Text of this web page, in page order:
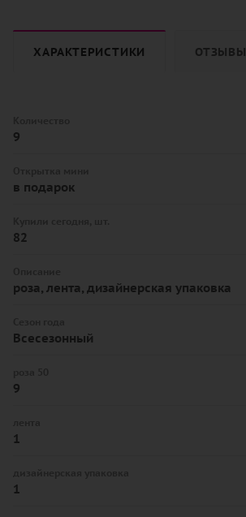
ХАРАКТЕРИСТИКИ ОТЗЫВЫ
9
в подарок
82
роза, лента, дизайнерская упаковка
Всесезонный
9
1
1